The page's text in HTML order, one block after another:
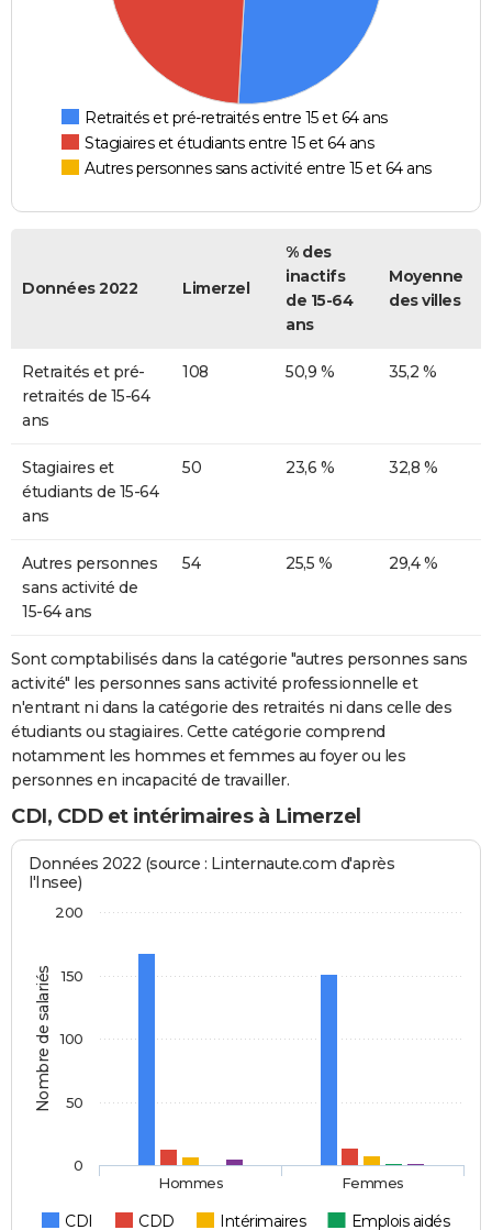
Retraités et pré-retraités entre 15 et 64 ans
Stagiaires et étudiants entre 15 et 64 ans
Autres personnes sans activité entre 15 et 64 ans
Données 2022 Limerzel
% des
inactifs
de 15-64
ans
Moyenne
des villes
Retraités et pré-
retraités de 15-64
ans
108 50,9 % 35,2 %
Stagiaires et
étudiants de 15-64
ans
50 23,6 % 32,8 %
Autres personnes
sans activité de
15-64 ans
54 25,5 % 29,4 %
Sont comptabilisés dans la catégorie "autres personnes sans
activité" les personnes sans activité professionnelle et
n'entrant ni dans la catégorie des retraités ni dans celle des
étudiants ou stagiaires. Cette catégorie comprend
notamment les hommes et femmes au foyer ou les
personnes en incapacité de travailler.
CDI, CDD et intérimaires à Limerzel
Nombre de salariés
Données 2022 (source : Linternaute.com d'après
l'Insee)
CDI CDD Intérimaires
Emplois aidés
Hommes Femmes
0
50
100
150
200